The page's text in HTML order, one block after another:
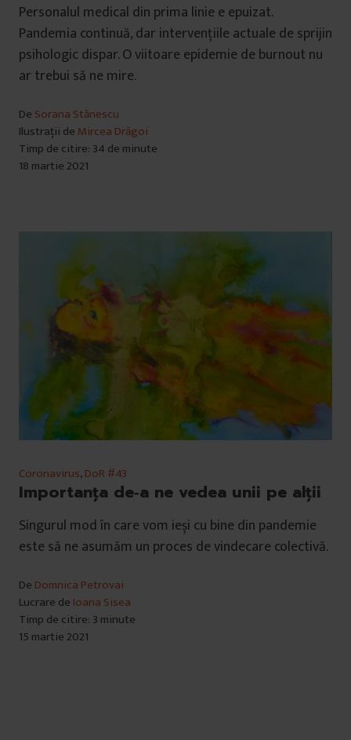
Personalul medical din prima linie e epuizat.
Pandemia continuă, dar intervențiile actuale de sprijin
psihologic dispar. O viitoare epidemie de burnout nu
ar trebui să ne mire.
De Sorana Stănescu
Ilustrații de Mircea Drăgoi
Timp de citire: 34 de minute
18 martie 2021
Coronavirus,DoR #43
Importanța de‐a ne vedea unii pe alții
Singurul mod în care vom ieși cu bine din pandemie
este să ne asumăm un proces de vindecare colectivă.
De Domnica Petrovai
Lucrare de Ioana Sisea
Timp de citire: 3 minute
15 martie 2021